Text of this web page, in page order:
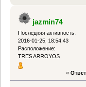
jazmin74
Последняя активность:
2016-01-25, 18:54:43
Расположение:
TRES ARROYOS
«